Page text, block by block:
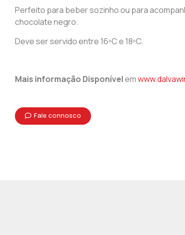
Perfeito para beber sozinho ou para
chocolate negro.
Deve ser servido entre 16ºC e 18ºC.
Mais informação Disponívelem
Fale connosco